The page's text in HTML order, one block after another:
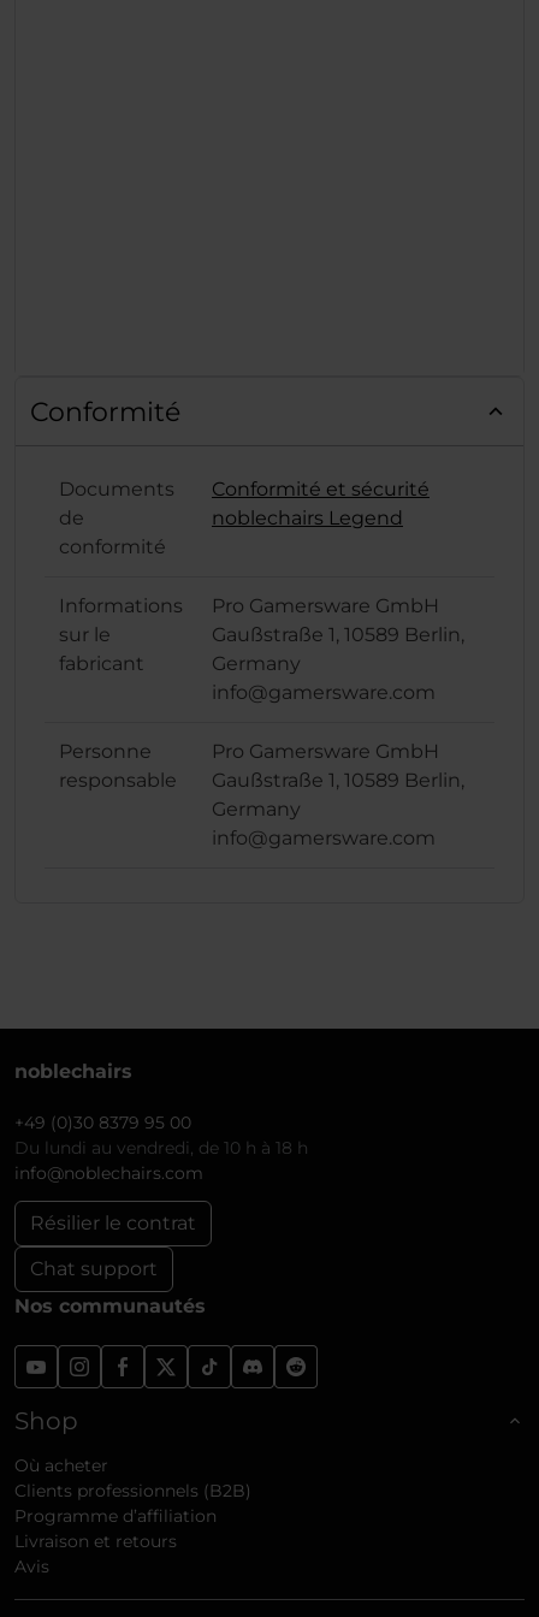
Conformité
Documents
de
conformité
Conformité et sécurité
noblechairs Legend
Informations
sur le
fabricant
Pro Gamersware GmbH
Gaußstraße 1, 10589 Berlin,
Germany
info@gamersware.com
Personne
responsable
Pro Gamersware GmbH
Gaußstraße 1, 10589 Berlin,
Germany
info@gamersware.com
noblechairs
+49 (0)30 8379 95 00
Du lundi au vendredi, de 10 h à 18 h
info@noblechairs.com
Résilier le contrat
Chat support
Nos communautés
Shop
Où acheter
Clients professionnels (B2B)
Programme d’affiliation
Livraison et retours
Avis